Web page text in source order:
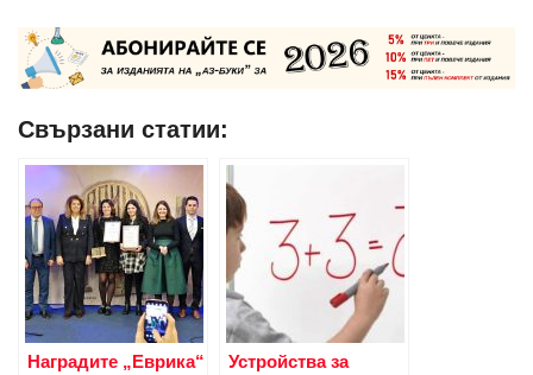
Свързани статии:
Наградите „Еврика“
Устройства за